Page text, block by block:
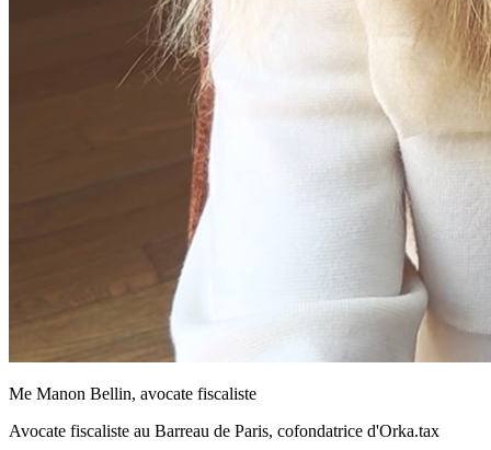
Me Manon Bellin, avocate fiscaliste
Avocate fiscaliste au Barreau de Paris, cofondatrice d'Orka.tax